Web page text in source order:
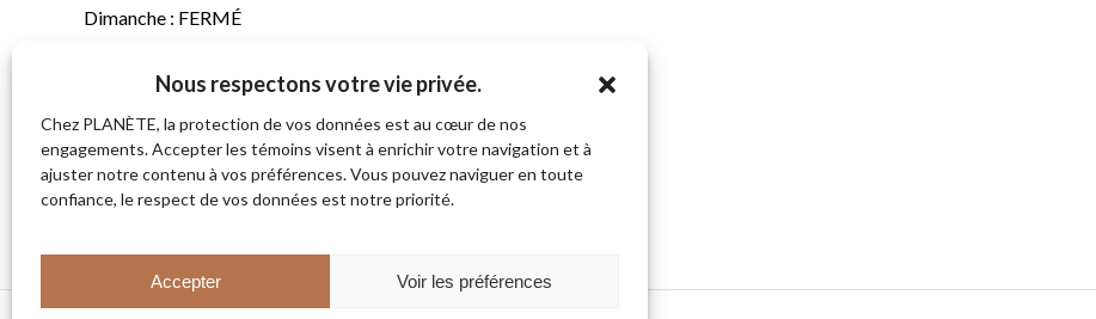
Nous respectons votre vie privée.
Chez PLANÈTE, la protection de vos données est au cœur de nos
engagements. Accepter les témoins visent à enrichir votre navigation et à
ajuster notre contenu à vos préférences. Vous pouvez naviguer en toute
confiance, le respect de vos données est notre priorité.
Accepter Voir les préférences
Dimanche : FERMÉ
(819) 843-8356
C. info@planete.co
681, rue Sherbrooke
Magog (Québec)